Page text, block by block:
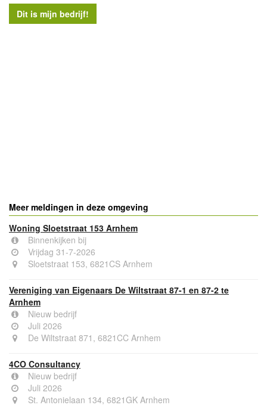
Meer meldingen in deze omgeving
Woning Sloetstraat 153 Arnhem
Binnenkijken bij
Vrijdag 31-7-2026
Sloetstraat 153, 6821CS Arnhem
Vereniging van Eigenaars De Wiltstraat 87-1 en 87-2 te
Arnhem
Nieuw bedrijf
Juli 2026
De Wiltstraat 871, 6821CC Arnhem
4CO Consultancy
Nieuw bedrijf
Juli 2026
St. Antonielaan 134, 6821GK Arnhem